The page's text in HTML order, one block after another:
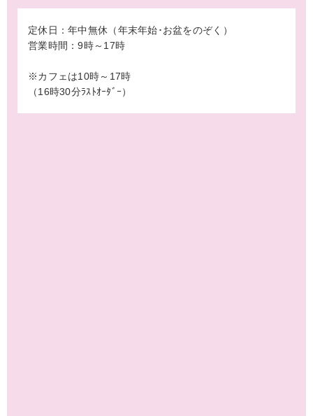
定休日：年中無休（年末年始･お盆をのぞく）
営業時間：9時～17時
※カフェは10時～17時
（16時30分ﾗｽﾄｵｰﾀﾞｰ）